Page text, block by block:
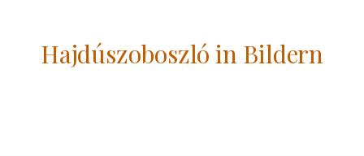
Hajdúszoboszló in Bildern